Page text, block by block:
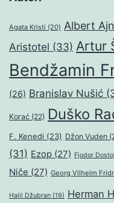
Agata Kristi (20) Albert
Aristotel (33) Artur
Bendžamin
(26) Branislav Nušić
Korać (22) Duško
F. Kenedi (23) Džon Vuden
(31) Ezop (27) Fjodor
Niče (27) Georg Vilhelm
Halil Džubran (19) Herman